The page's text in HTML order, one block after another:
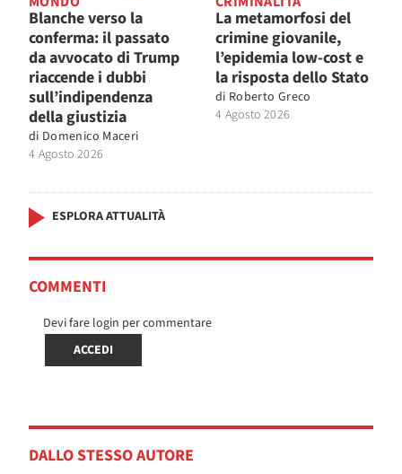
Blanche verso la
conferma: il passato
da avvocato di Trump
riaccende i dubbi
sull’indipendenza
della giustizia
di Domenico Maceri
4 Agosto 2026
La metamorfosi del
crimine giovanile,
l’epidemia low-cost e
la risposta dello Stato
di Roberto Greco
4 Agosto 2026
ESPLORA ATTUALITÀ
COMMENTI
Devi fare login per commentare
ACCEDI
DALLO STESSO AUTORE